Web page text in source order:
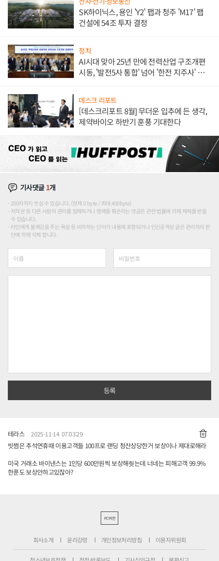
SK하이닉스, 용인 'Y2' 팹과 청주 'M17' 팹
건설에 54조 투자 결정
정치
AI시대 맞아 25년 만에 전력산업 구조개편
시동, '발전5사 통합' 넘어 '한전 지주사' 재편
데스크 리포트
[데스크리포트 8월] 무더운 입추에 든 생각,
제약바이오 하반기 훈풍 기대한다
기사댓글 1개
200자까지 쓰실 수 있습니다. (현재 0 byte / 최대 400byte)
저작권 등 다른 사람의 권리를 침해하거나 명예를 훼손하는 댓글은 관련 법률에 의해 제재를 받을
수 있습니다.
타인에게 불쾌감을 주는 욕설 등 비하하는 단어가 내용에 포함되거나 인신공격성 글은 관리자의 판
단에 의해 삭제 합니다.
테라스 2025-11-14 07:03:29
빗썸은 추석연휴때 이용고객들 100프로 랜딩 청산상당한거 보상이나 제대로해라
미국 거래소 바이낸스는 1인당 600만원씩 보상해줫는데 너네는 피해고객 99.9%
한푼도 보상안하고있잖아?
PC버전
회사소개 윤리강령 개인정보처리방침 이용자위원회